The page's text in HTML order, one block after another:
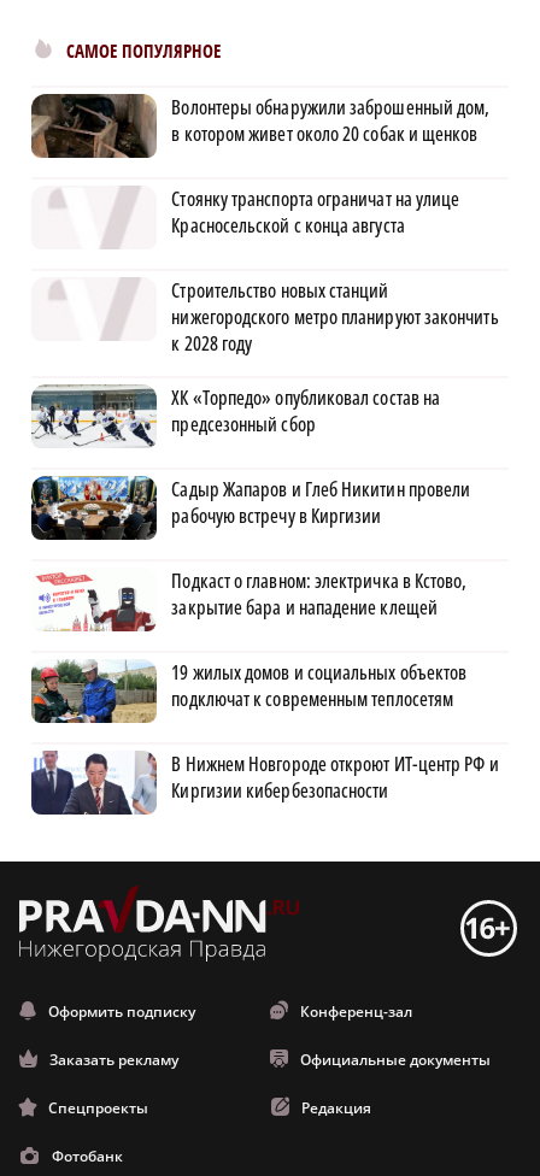
САМОЕ ПОПУЛЯРНОЕ
Волонтеры обнаружили заброшенный дом,
в котором живет около 20 собак и щенков
Стоянку транспорта ограничат на улице
Красносельской с конца августа
Строительство новых станций
нижегородского метро планируют закончить
к 2028 году
ХК «Торпедо» опубликовал состав на
предсезонный сбор
Садыр Жапаров и Глеб Никитин провели
рабочую встречу в Киргизии
Подкаст о главном: электричка в Кстово,
закрытие бара и нападение клещей
19 жилых домов и социальных объектов
подключат к современным теплосетям
В Нижнем Новгороде откроют ИТ-центр РФ и
Киргизии кибербезопасности
Оформить подписку Конференц-зал
Заказать рекламу Официальные документы
Спецпроекты Редакция
Фотобанк